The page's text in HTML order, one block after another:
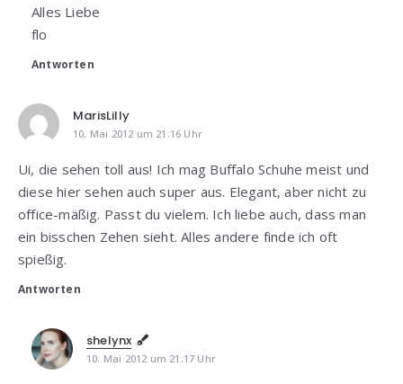
Alles Liebe
flo
Antworten
MarisLilly
10. Mai 2012 um 21:16 Uhr
Ui, die sehen toll aus! Ich mag Buffalo Schuhe meist und
diese hier sehen auch super aus. Elegant, aber nicht zu
office-mäßig. Passt du vielem. Ich liebe auch, dass man
ein bisschen Zehen sieht. Alles andere finde ich oft
spießig.
Antworten
shelynx
10. Mai 2012 um 21:17 Uhr